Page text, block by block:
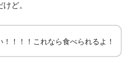
ど。
！！！！これなら食べられるよ！